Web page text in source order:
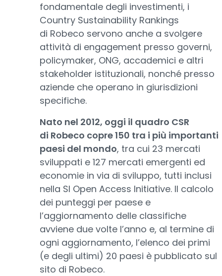
fondamentale degli investimenti, i
Country Sustainability Rankings
di Robeco servono anche a svolgere
attività di engagement presso governi,
policymaker, ONG, accademici e altri
stakeholder istituzionali, nonché presso
aziende che operano in giurisdizioni
specifiche.
Nato nel 2012, oggi il quadro CSR
di Robeco copre 150 tra i più importanti
paesi del mondo, tra cui 23 mercati
sviluppati e 127 mercati emergenti ed
economie in via di sviluppo, tutti inclusi
nella SI Open Access Initiative. Il calcolo
dei punteggi per paese e
l’aggiornamento delle classifiche
avviene due volte l’anno e, al termine di
ogni aggiornamento, l’elenco dei primi
(e degli ultimi) 20 paesi è pubblicato sul
sito di Robeco.